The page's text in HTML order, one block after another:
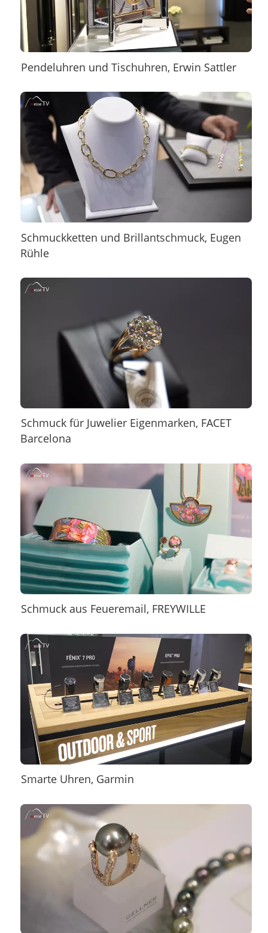
Pendeluhren und Tischuhren, Erwin Sattler
Schmuckketten und Brillantschmuck, Eugen
Rühle
Schmuck für Juwelier Eigenmarken, FACET
Barcelona
Schmuck aus Feueremail, FREYWILLE
Smarte Uhren, Garmin